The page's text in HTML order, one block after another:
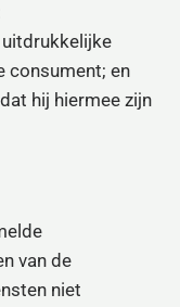
consument; en
hij hiermee zijn
van de
niet